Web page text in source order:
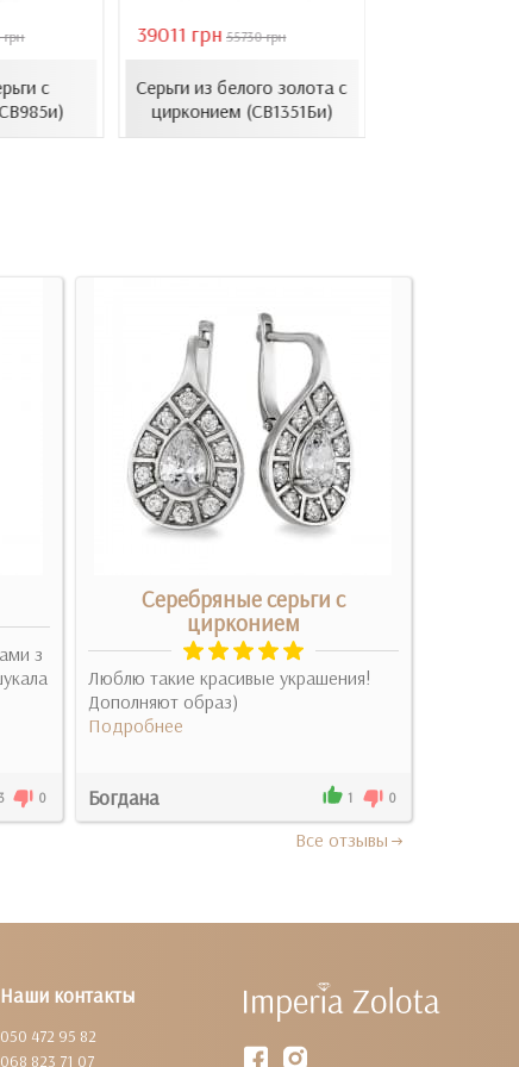
грн
с
39011 грн 55730 грн
Серьги из белого золота с
цирконием (СВ1351Би)
з
3 0
Серебряные серьги с
цирконием
Люблю такие красивые украшения!
Дополняют образ)
Подробнее
Богдана 1 0
Все отзывы
Наши контакты
050 472 95 82
068 823 71 07